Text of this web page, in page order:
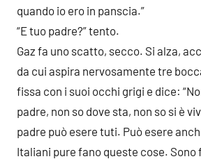
quando io ero in panscia.”
“E tuo padre?” tento.
Gaz fa uno scatto, secco. Si alza,
da cui aspira nervosamente tre
fissa con i suoi occhi grigi e dice:
padre, non so dove sta, non so si è
padre può esere tuti. Può esere
Italiani pure fano queste cose. Sono